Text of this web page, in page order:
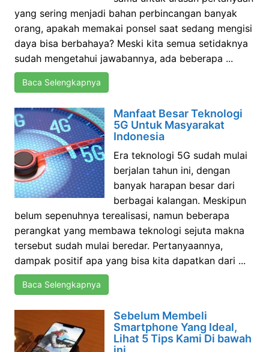
yang sering menjadi bahan perbincangan banyak
orang, apakah memakai ponsel saat sedang mengisi
daya bisa berbahaya? Meski kita semua setidaknya
sudah mengetahui jawabannya, ada beberapa ...
Baca Selengkapnya
Manfaat Besar Teknologi
5G Untuk Masyarakat
Indonesia
Era teknologi 5G sudah mulai
berjalan tahun ini, dengan
banyak harapan besar dari
berbagai kalangan. Meskipun
belum sepenuhnya terealisasi, namun beberapa
perangkat yang membawa teknologi sejuta makna
tersebut sudah mulai beredar. Pertanyaannya,
dampak positif apa yang bisa kita dapatkan dari ...
Baca Selengkapnya
Sebelum Membeli
Smartphone Yang Ideal,
Lihat 5 Tips Kami Di bawah